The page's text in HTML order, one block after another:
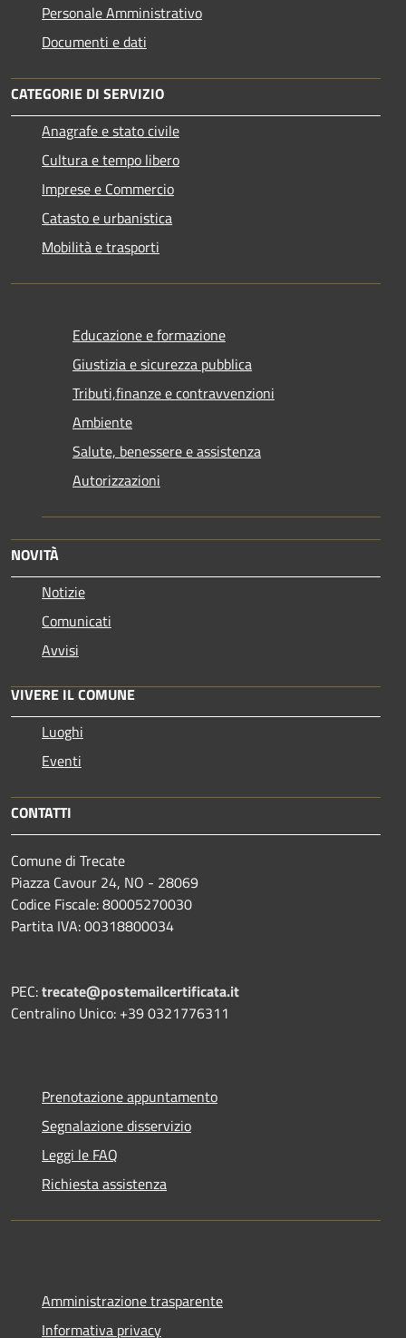
Personale Amministrativo
Documenti e dati
CATEGORIE DI SERVIZIO
Anagrafe e stato civile
Cultura e tempo libero
Imprese e Commercio
Catasto e urbanistica
Mobilità e trasporti
Educazione e formazione
Giustizia e sicurezza pubblica
Tributi,finanze e contravvenzioni
Ambiente
Salute, benessere e assistenza
Autorizzazioni
NOVITÀ
Notizie
Comunicati
Avvisi
VIVERE IL COMUNE
Luoghi
Eventi
CONTATTI
Comune di Trecate
Piazza Cavour 24, NO - 28069
Codice Fiscale: 80005270030
Partita IVA: 00318800034
PEC:trecate@postemailcertificata.it
Centralino Unico: +39 0321776311
Prenotazione appuntamento
Segnalazione disservizio
Leggi le FAQ
Richiesta assistenza
Amministrazione trasparente
Informativa privacy